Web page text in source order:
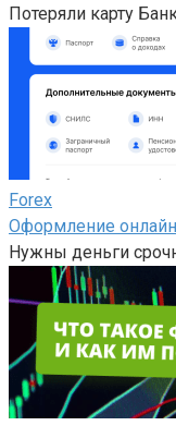
Потеряли карту
Forex
Оформление онлайн
Нужны деньги